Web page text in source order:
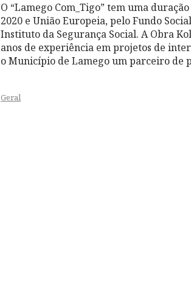
O “Lamego Com_Tigo” tem uma
2020 e União Europeia, pelo Fundo
Instituto da Segurança Social. A Obra
anos de experiência em projetos de
o Município de Lamego um parceiro de
Geral